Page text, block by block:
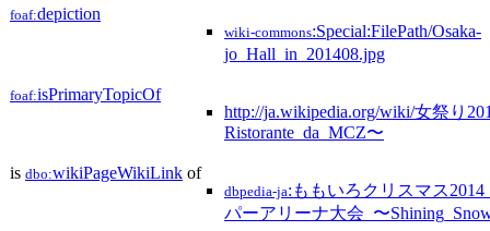
foaf:depiction
wiki-commons:Special:FilePath/Osaka-
jo_Hall_in_201408.jpg
foaf:isPrimaryTopicOf
http://ja.wikipedia.org/wiki/女祭り
Ristorante_da_MCZ〜
is dbo:wikiPageWikiLink of
dbpedia-ja:ももいろクリスマス
パーアリーナ大会_〜